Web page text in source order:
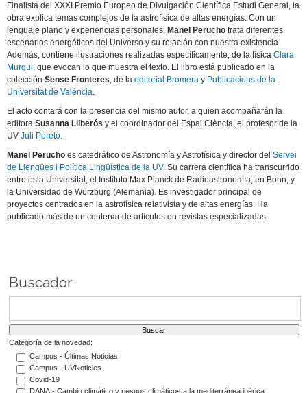
Finalista del XXXI Premio Europeo de Divulgación Científica Estudi General, la
obra explica temas complejos de la astrofísica de altas energías. Con un
lenguaje plano y experiencias personales, Manel Perucho trata diferentes
escenarios energéticos del Universo y su relación con nuestra existencia.
Además, contiene ilustraciones realizadas específicamente, de la físicaClara
Murgui, que evocan lo que muestra el texto. El libro está publicado en la
colecciónSense Fronteres, de laeditorial Bromera y Publicacions de la
Universitat de València.
El acto contará con la presencia del mismo autor, a quien acompañarán la
editoraSusanna Lliberós y el coordinador del Espai Ciència, el profesor de la
UVJuli Peretó.
Manel Perucho es catedrático de Astronomía y Astrofísica y director delServei
de Llengües i Política Lingüística de la UV. Su carrera científica ha transcurrido
entre esta Universitat, el Instituto Max Planck de Radioastronomía, en Bonn, y
la Universidad de Würzburg (Alemania). Es investigador principal de
proyectos centrados en la astrofísica relativista y de altas energías. Ha
publicado más de un centenar de artículos en revistas especializadas.
Buscador
Categoría de la novedad:
Campus - Últimas Noticias
Campus - UVNoticies
Covid-19
DANA - Cambio climático y riesgos climáticos a la mediterránea ibérica